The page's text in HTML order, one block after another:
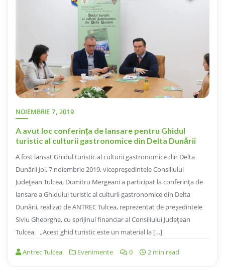
NOIEMBRIE 7, 2019
A avut loc conferința de lansare pentru Ghidul
turistic al culturii gastronomice din Delta Dunării
A fost lansat Ghidul turistic al culturii gastronomice din Delta
Dunării Joi, 7 noiembrie 2019, vicepreședintele Consiliului
Județean Tulcea, Dumitru Mergeani a participat la conferința de
lansare a Ghidului turistic al culturii gastronomice din Delta
Dunării, realizat de ANTREC Tulcea, reprezentat de președintele
Siviu Gheorghe, cu sprijinul financiar al Consiliului Județean
Tulcea. „Acest ghid turistic este un material la […]
Antrec Tulcea Evenimente 0 2 min read